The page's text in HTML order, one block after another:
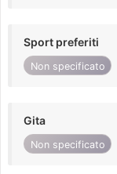
Sport preferiti
Non specificato
Gita
Non specificato